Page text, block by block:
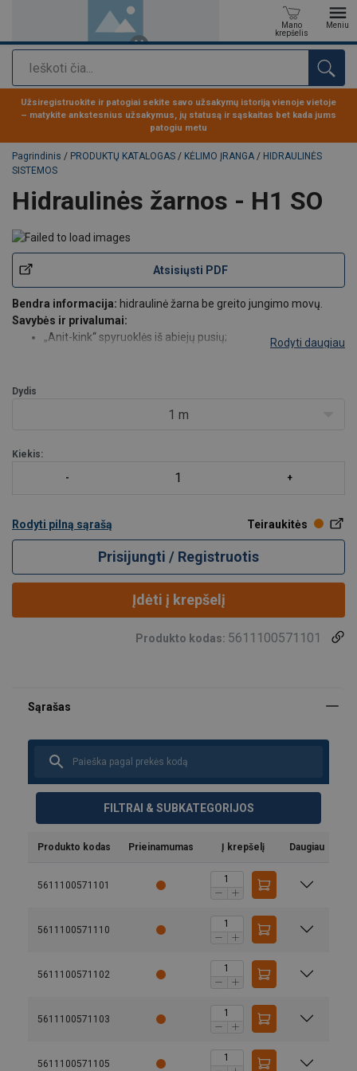
Paieška
Mano
krepšelis
Meniu
Produktas buvo pridėtas prie jūsų užklausos
Užsiregistruokite ir patogiai sekite savo užsakymų istoriją vienoje vietoje
– matykite ankstesnius užsakymus, jų statusą ir sąskaitas bet kada jums
patogiu metu
Pagrindinis / PRODUKTŲ KATALOGAS / KĖLIMO ĮRANGA / HIDRAULINĖS
SISTEMOS
Hidraulinės žarnos - H1 SO
Atsisiųsti PDF
Bendra informacija: hidraulinė žarna be greito jungimo movų.
Savybės ir privalumai:
„Anit-kink“ spyruoklės iš abiejų pusių;
Rodyti daugiau
Dydis
1 m
Kiekis:
Rodyti pilną sąrašą Teiraukitės
Prisijungti / Registruotis
Įdėti į krepšelį
Produkto kodas: 5611100571101
FILTRAI & SUBKATEGORIJOS
Produkto kodas Prieinamumas Į krepšelį Daugiau
5611100571101
5611100571110
5611100571102
5611100571103
5611100571105